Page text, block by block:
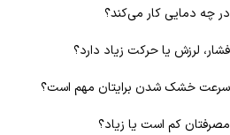
در چه دمایی کار می‌کند؟
فشار، لرزش یا حرکت زیاد دارد؟
سرعت خشک شدن برایتان مهم است؟
مصرفتان کم است یا زیاد؟